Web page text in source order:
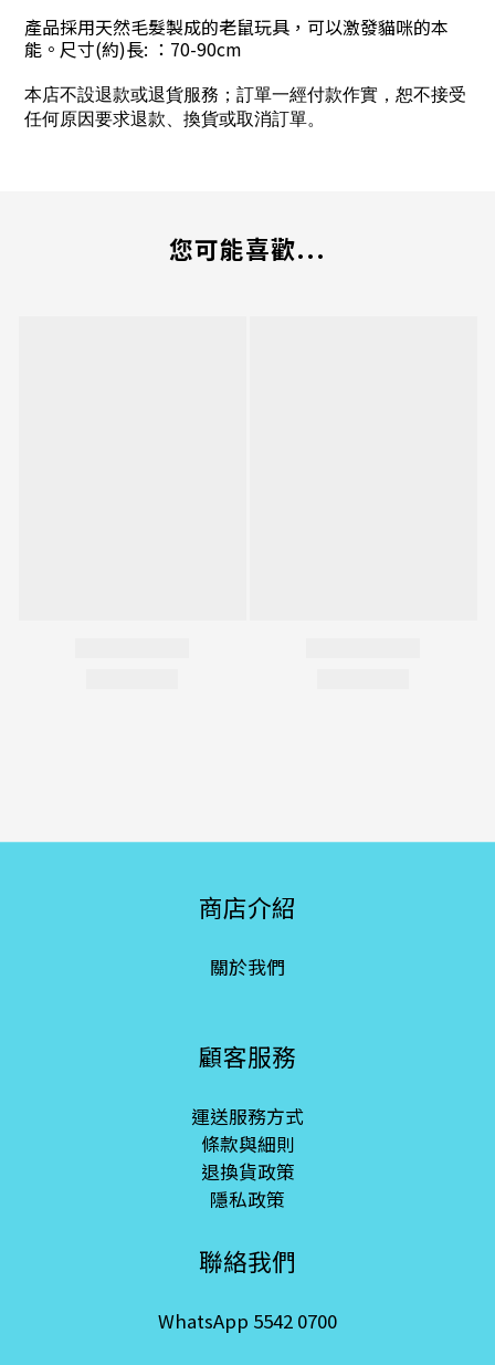
產品採用天然毛髮製成的老鼠玩具，可以激發貓咪的本
能。尺寸(約)長: ：70-90cm
本店不設退款或退貨服務；訂單一經付款作實，恕不接受
任何原因要求退款、換貨或取消訂單。
您可能喜歡...
商店介紹
關於我們
顧客服務
運送服務方式
條款與細則
退換貨政策
隱私政策
聯絡我們
WhatsApp 5542 0700